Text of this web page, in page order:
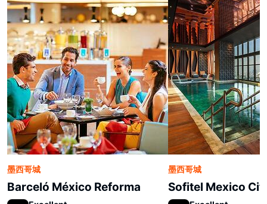
墨西哥城
Barceló México Reforma
墨西哥城
Sofitel Mexico